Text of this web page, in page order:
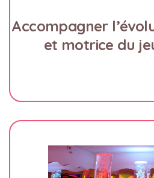
Accompagner
et motrice du